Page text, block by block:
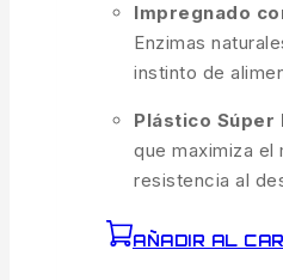
Impregnado
Enzimas
instinto de
Plástico Súper
que maximiza el
resistencia al
AÑADIR AL